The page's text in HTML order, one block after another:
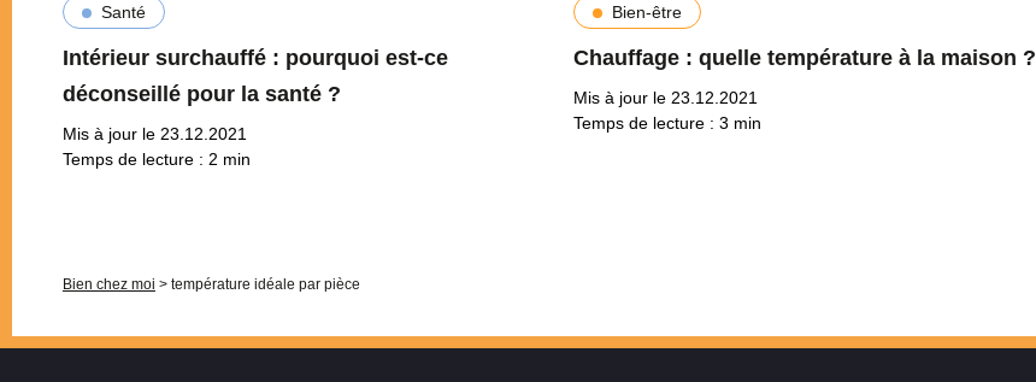
Santé
Intérieur surchauffé : pourquoi est-ce
déconseillé pour la santé ?
Mis à jour le 23.12.2021
Temps de lecture : 2 min
Bien-être
Chauffage : quelle température à la maison ?
Mis à jour le 23.12.2021
Temps de lecture : 3 min
Bien chez moi > température idéale par pièce